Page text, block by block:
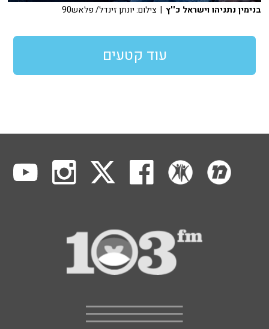
בנימין נתניהו וישראל כ''ץ | צילום: יונתן זינדל/ פלאש90
עוד קטעים